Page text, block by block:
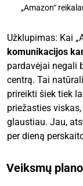
„Amazon“
Užklupimas: Kai
komunikacijos
pardavėjai negali
centrą. Tai
prireikti šiek tiek
priežasties
glaustiau. Jau,
per dieną
Veiksmų